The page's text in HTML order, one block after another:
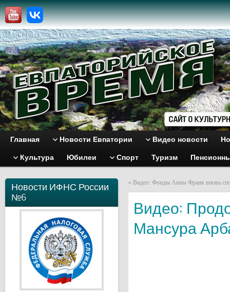
Главная Новости Евпатории Видео новости
Культура Юбилеи Спорт Туризм
Новости ИФНС России
№6
« Видео: Фонды Анны Франк вновь
Видео:
Мансура